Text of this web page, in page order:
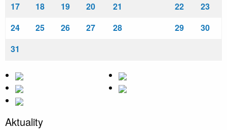
17
18 19 20 21 22
23
24
25 26 27 28 29
30
31
Aktuality